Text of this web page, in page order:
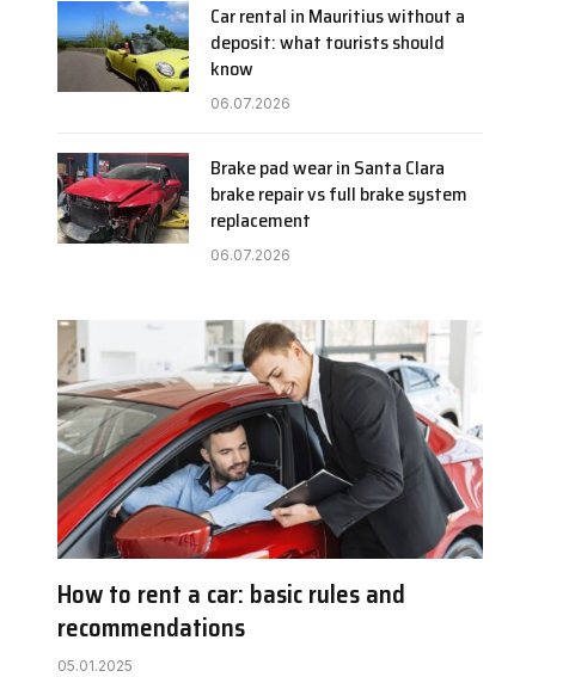
Car rental in Mauritius without a
deposit: what tourists should
know
06.07.2026
Brake pad wear in Santa Clara
brake repair vs full brake system
replacement
06.07.2026
How to rent a car: basic rules and
recommendations
05.01.2025